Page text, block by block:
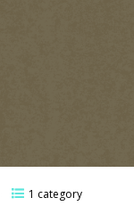
1 category